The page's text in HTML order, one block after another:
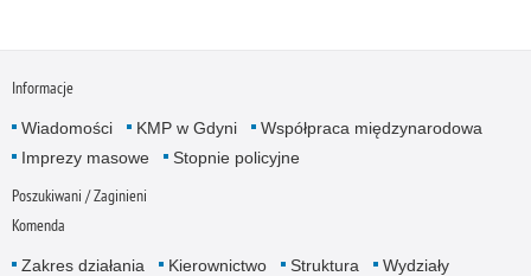
Informacje
Wiadomości KMP w Gdyni
Współpraca międzynarodowa
Imprezy masowe
Stopnie policyjne
Poszukiwani / Zaginieni
Komenda
Zakres działania Kierownictwo Struktura Wydziały